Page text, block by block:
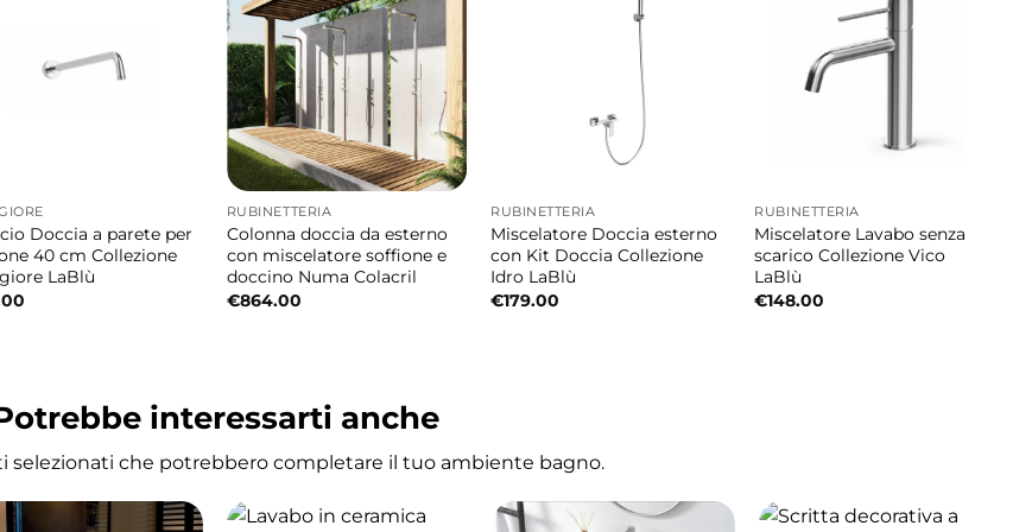
e precisa del flusso e della temperatura dell’acqua migliorando comfort e semplicità
contemporaneo utilizzando materiali resistenti e finiture curate pensate per garantire
elementi della collezione Braies, come soffioni, doccette, miscelatori lavabo e accessori
Doccia a parete per
40 cm Collezione
LaBlù
RUBINETTERIA
Colonna doccia da esterno
con miscelatore soffione e
doccino Numa Colacril
€864.00
RUBINETTERIA
Miscelatore Doccia esterno
con Kit Doccia Collezione
Idro LaBlù
€179.00
RUBINETTERIA
Miscelatore Lavabo senza
scarico Collezione Vico
LaBlù
€148.00
interessarti anche
selezionati che potrebbero completare il tuo ambiente bagno.